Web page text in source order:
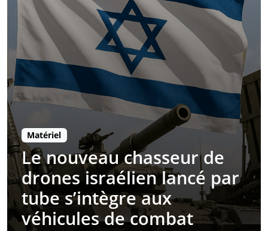
Matériel
Le nouveau chasseur de
drones israélien lancé par
tube s’intègre aux
véhicules de combat